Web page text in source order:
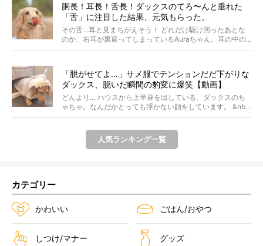
胴長！耳長！舌長！ダックスのてろ〜んと垂れた
「舌」に注目した結果、元気もらった。
その舌…耳と見まちがえそう！ どれだけ駆け回ったあとな
のか、右耳が裏返ってしまっているAuraちゃん。耳の中の...
「脱がせてよ…」サメ服でテンションだだ下がりな
ダックス、脱いだ瞬間の豹変に爆笑【動画】
どんより… ハウスから上半身を出している、ダックスのち
ゃちゃ。なんだかとっても浮かない顔をしています。 &nb...
人気ランキング一覧
カテゴリー
かわいい ごはん/おやつ
しつけ/マナー グッズ